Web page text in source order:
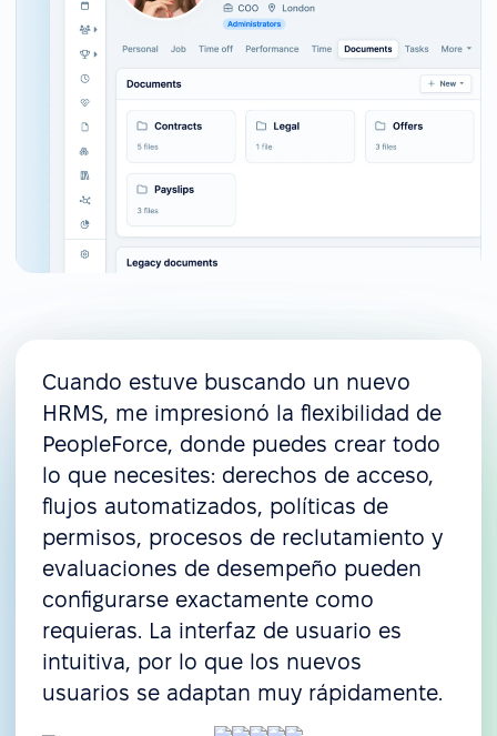
Cuando estuve buscando un nuevo
HRMS, me impresionó la flexibilidad de
PeopleForce, donde puedes crear todo
lo que necesites: derechos de acceso,
flujos automatizados, políticas de
permisos, procesos de reclutamiento y
evaluaciones de desempeño pueden
configurarse exactamente como
requieras. La interfaz de usuario es
intuitiva, por lo que los nuevos
usuarios se adaptan muy rápidamente.